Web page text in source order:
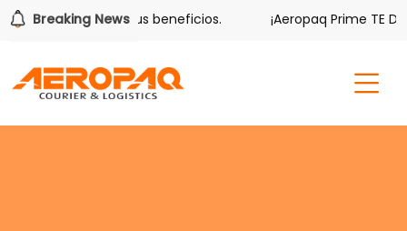
Breaking News
también tiene sus beneficios. ¡Aeropaq Prime TE DA